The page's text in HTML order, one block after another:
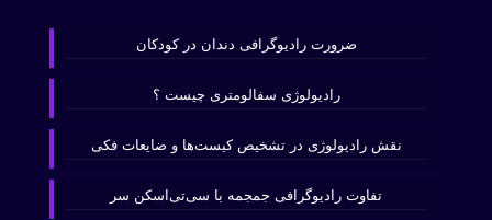
ضرورت رادیوگرافی دندان در کودکان
رادیولوژی سفالومتری چیست ؟
نقش رادیولوژی در تشخیص کیست‌ها و ضایعات فکی
تفاوت رادیوگرافی جمجمه با سی‌تی‌اسکن سر